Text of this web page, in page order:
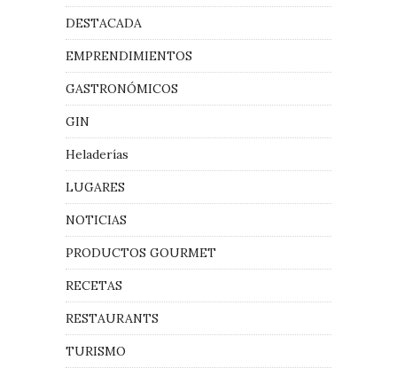
DESTACADA
EMPRENDIMIENTOS
GASTRONÓMICOS
GIN
Heladerías
LUGARES
NOTICIAS
PRODUCTOS GOURMET
RECETAS
RESTAURANTS
TURISMO